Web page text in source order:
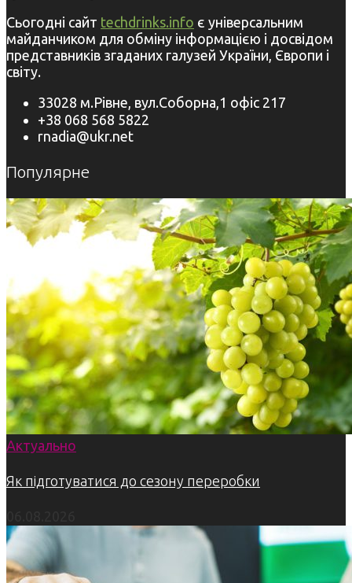
Сьогодні сайт techdrinks.info є універсальним
майданчиком для обміну інформацією і досвідом
представників згаданих галузей України, Європи і
світу.
33028 м.Рівне, вул.Соборна,1 офіс 217
+38 068 568 5822
rnadia@ukr.net
Популярне
Актуально
Як підготуватися до сезону переробки